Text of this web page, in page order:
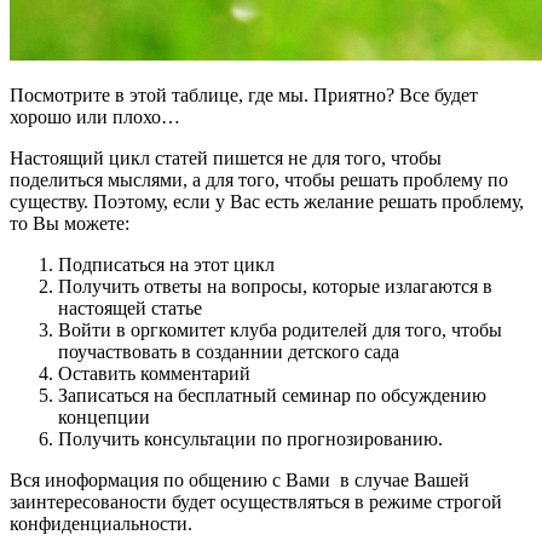
Посмотрите в этой таблице, где мы. Приятно? Все будет
хорошо или плохо…
Настоящий цикл статей пишется не для того, чтобы
поделиться мыслями, а для того, чтобы решать проблему по
существу. Поэтому, если у Вас есть желание решать проблему,
то Вы можете:
Подписаться на этот цикл
Получить ответы на вопросы, которые излагаются в
настоящей статье
Войти в оргкомитет клуба родителей для того, чтобы
поучаствовать в созданнии детского сада
Оставить комментарий
Записаться на бесплатный семинар по обсуждению
концепции
Получить консультации по прогнозированию.
Вся иноформация по общению с Вами в случае Вашей
заинтересованости будет осуществляться в режиме строгой
конфиденциальности.